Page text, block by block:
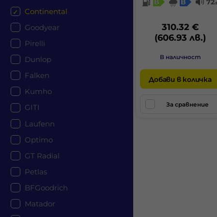
Continental
Goodyear
Pirelli
Dunlop
Falken
Kumho
GITI
Laufenn
Optimo
GT Radial
Petlas
BFGoodrich
Matador
B B 72
310.32 €
(606.93 лв.)
В наличност
Добави в количка
За сравнение